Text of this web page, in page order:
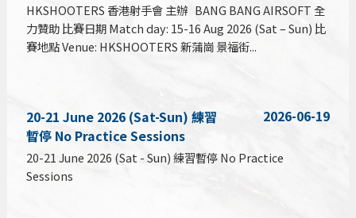
HKSHOOTERS 香港射手會 主辦 BANG BANG AIRSOFT 全
力贊助 比賽日期 Match day: 15-16 Aug 2026 (Sat – Sun) 比
賽地點 Venue: HKSHOOTERS 新蒲崗 景福街...
20-21 June 2026 (Sat-Sun) 練習
暫停 No Practice Sessions
2026-06-19
20-21 June 2026 (Sat - Sun) 練習暫停 No Practice
Sessions